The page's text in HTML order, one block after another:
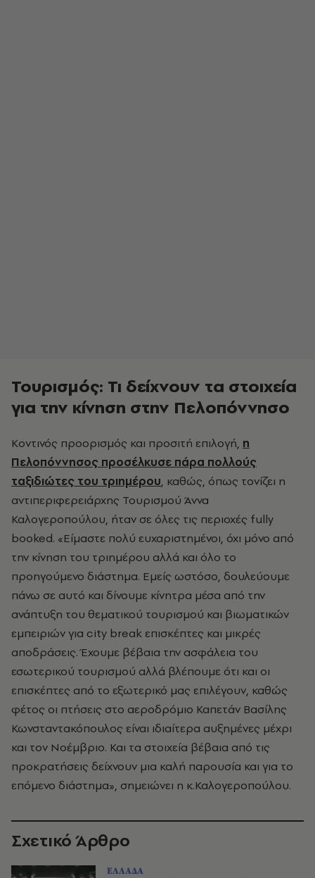
Τουρισμός: Τι δείχνουν τα στοιχεία
για την κίνηση στην Πελοπόννησο
Κοντινός προορισμός και προσιτή επιλογή, η
Πελοπόννησος προσέλκυσε πάρα πολλούς
ταξιδιώτες του τριημέρου, καθώς, όπως τονίζει η
αντιπεριφερειάρχης Τουρισμού Άννα
Καλογεροπούλου, ήταν σε όλες τις περιοχές fully
booked. «Είμαστε πολύ ευχαριστημένοι, όχι μόνο από
την κίνηση του τριημέρου αλλά και όλο το
προηγούμενο διάστημα. Εμείς ωστόσο, δουλεύουμε
πάνω σε αυτό και δίνουμε κίνητρα μέσα από την
ανάπτυξη του θεματικού τουρισμού και βιωματικών
εμπειριών για city break επισκέπτες και μικρές
αποδράσεις. Έχουμε βέβαια την ασφάλεια του
εσωτερικού τουρισμού αλλά βλέπουμε ότι και οι
επισκέπτες από το εξωτερικό μας επιλέγουν, καθώς
φέτος οι πτήσεις στο αεροδρόμιο Καπετάν Βασίλης
Κωνσταντακόπουλος είναι ιδιαίτερα αυξημένες μέχρι
και τον Νοέμβριο. Και τα στοιχεία βέβαια από τις
προκρατήσεις δείχνουν μια καλή παρουσία και για το
επόμενο διάστημα», σημειώνει η κ.Καλογεροπούλου.
Σχετικό Άρθρο
ΕΛΛΑΔΑ